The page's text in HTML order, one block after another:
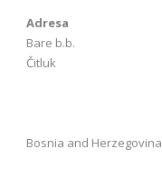
Adresa
Bare b.b.
Čitluk
Bosnia and Herzegovina